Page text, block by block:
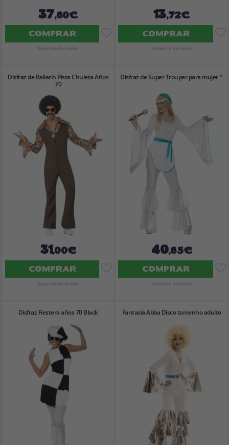
37,60€
COMPRAR
Imposto Incluído
13,72€
COMPRAR
Imposto Incluído
Disfraz de Bailarín Pista Chuleta Años
70
31,00€
COMPRAR
Imposto Incluído
Disfraz de Super Trouper para mujer ^
40,65€
COMPRAR
Imposto Incluído
Disfraz Fiestera años 70 Black Fantasia Abba Disco tamanho adulto